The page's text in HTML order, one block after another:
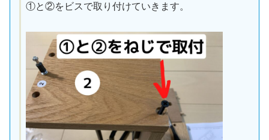
①と②をビスで取り付けていきます。